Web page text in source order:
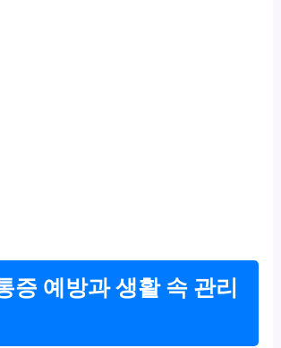
증 예방과 생활 속 관리